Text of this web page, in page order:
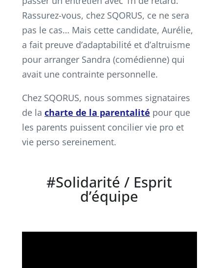
Rassurez-vous, chez SQORUS, ce ne sera
pas le cas… Mais cette candidate, Aurélie,
a fait preuve d’adaptabilité et d’altruisme
pour arranger Sandra (comédienne) qui
avait une contrainte personnelle.
Chez SQORUS, nous sommes signataires
de la charte de la parentalité pour que
les parents puissent concilier vie pro et
vie perso sereinement.
#Solidarité / Esprit
d’équipe